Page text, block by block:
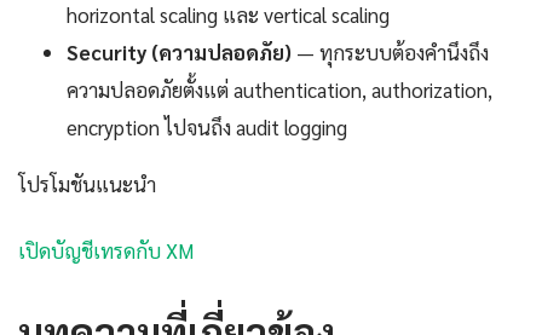
horizontal scaling และ vertical scaling
Security (ความปลอดภัย) — ทุกระบบต้องคำนึงถึง
ความปลอดภัยตั้งแต่ authentication, authorization,
encryption ไปจนถึง audit logging
โปรโมชันแนะนำ
เปิดบัญชีเทรดกับ XM